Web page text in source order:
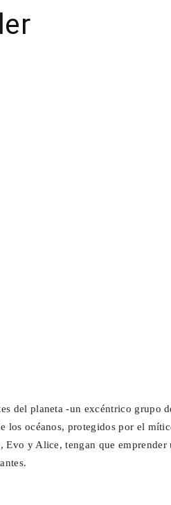
del planeta -un excéntrico grupo
los océanos, protegidos por el
Evo y Alice, tengan que emprender